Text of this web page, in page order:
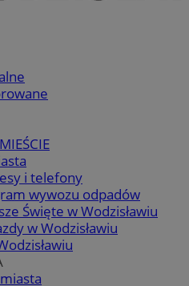
i telefony
wywozu odpadów
Święte w Wodzisławiu
w Wodzisławiu